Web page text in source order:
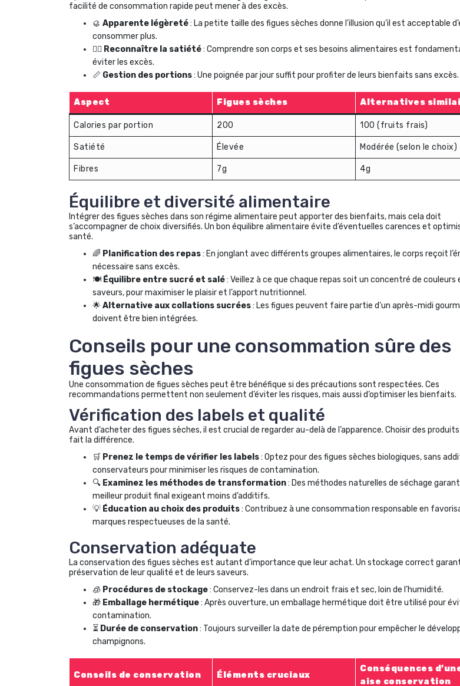
facilité de consommation rapide peut mener à des excès.
🥮 Apparente légèreté: La petite taille des figues sèches donne l’illusion qu’il est acceptable
consommer plus.
🧘‍♀️ Reconnaître la satiété: Comprendre son corps et ses besoins alimentaires est
éviter les excès.
📏 Gestion des portions: Une poignée par jour suffit pour profiter de leurs bienfaits sans excès.
Aspect Figues sèches Alternatives
Calories par portion 200 100 (fruits frais)
Satiété Élevée Modérée (selon le choix)
Fibres 7g 4g
Équilibre et diversité alimentaire
Intégrer des figues sèches dans son régime alimentaire peut apporter des bienfaits, mais cela doit
s’accompagner de choix diversifiés. Un bon équilibre alimentaire évite d’éventuelles carences et
santé.
🌈 Planification des repas: En jonglant avec différents groupes alimentaires, le corps reçoit
nécessaire sans excès.
🍽️ Équilibre entre sucré et salé: Veillez à ce que chaque repas soit un concentré de couleurs
saveurs, pour maximiser le plaisir et l’apport nutritionnel.
🌟 Alternative aux collations sucrées: Les figues peuvent faire partie d’un après-midi
doivent être bien intégrées.
Conseils pour une consommation sûre des
figues sèches
Une consommation de figues sèches peut être bénéfique si des précautions sont respectées. Ces
recommandations permettent non seulement d’éviter les risques, mais aussi d’optimiser les bienfaits.
Vérification des labels et qualité
Avant d’acheter des figues sèches, il est crucial de regarder au-delà de l’apparence. Choisir des
fait la différence.
🛒 Prenez le temps de vérifier les labels: Optez pour des figues sèches biologiques, sans
conservateurs pour minimiser les risques de contamination.
🔍 Examinez les méthodes de transformation: Des méthodes naturelles de séchage
meilleur produit final exigeant moins d’additifs.
💡 Éducation au choix des produits: Contribuez à une consommation responsable en
marques respectueuses de la santé.
Conservation adéquate
La conservation des figues sèches est autant d’importance que leur achat. Un stockage correct
préservation de leur qualité et de leurs saveurs.
🧊 Procédures de stockage: Conservez-les dans un endroit frais et sec, loin de l’humidité.
🎁 Emballage hermétique: Après ouverture, un emballage hermétique doit être utilisé pour
contamination.
⏳ Durée de conservation: Toujours surveiller la date de péremption pour empêcher le
champignons.
Conseils de conservation Éléments cruciaux
Conséquences
aise conservation